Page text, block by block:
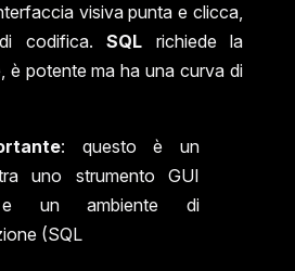
visiva punta e clicca,
codifica. SQL richiede la
è potente ma ha una curva di
: questo è un
uno strumento GUI
e un ambiente di
(SQL